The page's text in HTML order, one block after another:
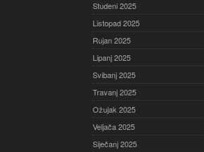
Studeni 2025
Listopad 2025
Rujan 2025
Lipanj 2025
Svibanj 2025
Travanj 2025
Ožujak 2025
Veljača 2025
Siječanj 2025